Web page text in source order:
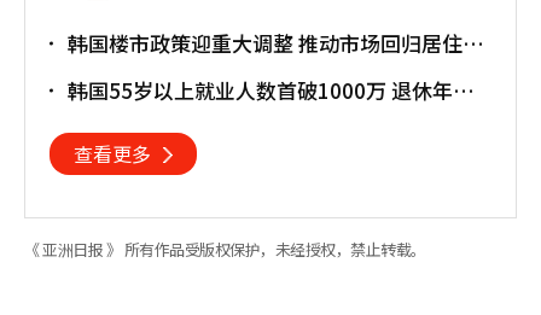
韩国楼市政策迎重大调整 推动市场回归居住属
韩国55岁以上就业人数首破1000万 退休年龄
查看更多
《 亚洲日报 》 所有作品受版权保护，未经授权，禁止转载。